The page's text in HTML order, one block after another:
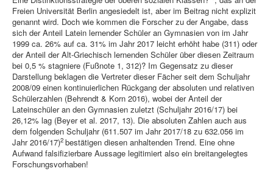
Freien Universität Berlin angesiedelt ist, aber im Beitrag nicht explizit
genannt wird. Doch wie kommen die Forscher zu der Angabe, dass
sich der Anteil Latein lernender Schüler an Gymnasien von im Jahr
1999 ca. 26% auf ca. 31% im Jahr 2017 leicht erhöht habe (311) oder
der Anteil der Alt-Griechisch lernenden Schüler über diesen Zeitraum
bei 0,5 % stagniere (Fußnote 1, 312)? Im Gegensatz zu dieser
Darstellung beklagen die Vertreter dieser Fächer seit dem Schuljahr
2008/09 einen kontinuierlichen Rückgang der absoluten und relativen
Schülerzahlen (Behrendt & Korn 2016), wobei der Anteil der
Lateinschüler an den Gymnasien zuletzt (Schuljahr 2016/17) bei
26,12% lag (Beyer et al. 2017, 13). Die absoluten Zahlen auch aus
dem folgenden Schuljahr (611.507 im Jahr 2017/18 zu 632.056 im
Jahr 2016/17)2 bestätigen diesen anhaltenden Trend. Eine ohne
Aufwand falsifizierbare Aussage legitimiert also ein breitangelegtes
Forschungsvorhaben!